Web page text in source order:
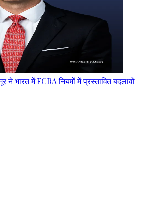
ने भारत में FCRA नियमों में प्रस्तावित बदलावों